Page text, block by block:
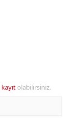
kayıt olabilirsiniz.